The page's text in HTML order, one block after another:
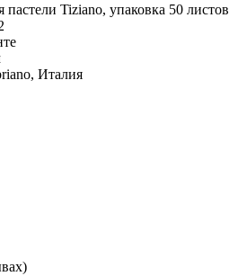
пастели Tiziano, упаковка 50 листов
Италия